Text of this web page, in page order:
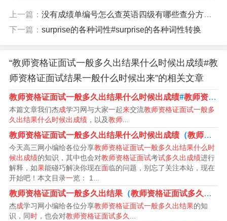
资格证面试成绩合格后即可获得中小学教师资格考试合格
证明。
教师资格证面试成绩一般会在面试后一个月左右公布。具
体时间可能会因地区和考试机构的不同而有所差异，但一
般来说，考生可以在面试后一个月左右通过官方渠道查询
自己的面试成绩。在面试成绩公布之前，考生需要耐心等
待。
教师资格证面试一般一个月后就可以查到成绩了，可以注
意官网或者权威公众号上给出的具体时间。教师资格证是
教育行业从业教师的许可证。在我国，需要在社会上参加
认证考试等一系列测试后才能申请教师资格证。教师资格
证书在我国有两种获得形式：一是参加国家统考，二是参
加地方自主考试。
上一篇： 没有成绩单编号怎么查英语四级有哪些查分方法#没有成绩单怎么证明四级过了
下一篇： surprise的各种词性#surprise的各种词性转换
“教师资格证面试一般多久出结果什么时候出成绩#教
师资格证面试结果一般什么时候出来”的相关文章
教师资格证面试一般多久出结果什么时候出成绩#教师资格证面试多
本篇文章我们杰成学习网与大家一起来交流教师资格证面试一般多
久出结果什么时候出成绩 ，以及教师
教师资格证面试一般多久出结果什么时候出成绩（教师资格证面试
今天高三网小编给各位分享教师资格证面试一般多久出结果什么时
候出成绩的知识，其中也会对教师资格证面试考试多久出成绩进行
解释，如果能碰巧解决你现在面临的问题，别忘了关注本站，现在
开始吧！本文目录一览： 1...
教师资格证面试一般多久出结果 （教师资格证面试多久出来
杰成学习网小编给各位分享教师资格证面试一般多久出结果的知
识，同时 ，也会对教师资格证面试多久